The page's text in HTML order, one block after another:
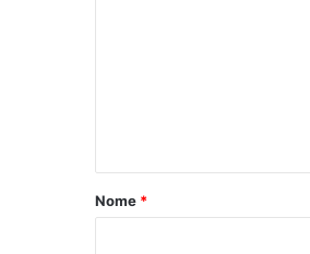
rNome *